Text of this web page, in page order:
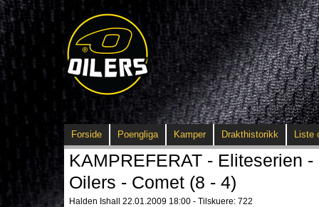
Forside Poengliga Kamper Drakthistorikk Liste
KAMPREFERAT - Eliteserien -
Oilers - Comet (8 - 4)
Halden Ishall 22.01.2009 18:00 - Tilskuere: 722